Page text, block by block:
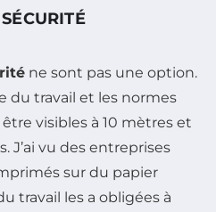
ne sont pas une option.
du travail et les normes
visibles à 10 mètres et
J’ai vu des entreprises
sur du papier
travail les a obligées à